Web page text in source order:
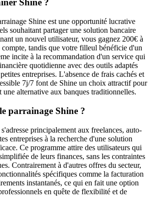
Shine ?
Shine est une opportunité lucrative
souhaitant partager une solution bancaire
un nouvel utilisateur, vous gagnez 200€ à
compte, tandis que votre filleul bénéficie d'un
incite à la recommandation d'un service qui
quotidienne avec des outils adaptés
entreprises. L'absence de frais cachés et
7j/7 font de Shine un choix attractif pour
une alternative aux banques traditionnelles.
parrainage Shine ?
principalement aux freelances, auto-
entreprises à la recherche d'une solution
Ce programme attire des utilisateurs qui
de leurs finances, sans les contraintes
Contrairement à d'autres offres du secteur,
spécifiques comme la facturation
instantanés, ce qui en fait une option
en quête de flexibilité et de